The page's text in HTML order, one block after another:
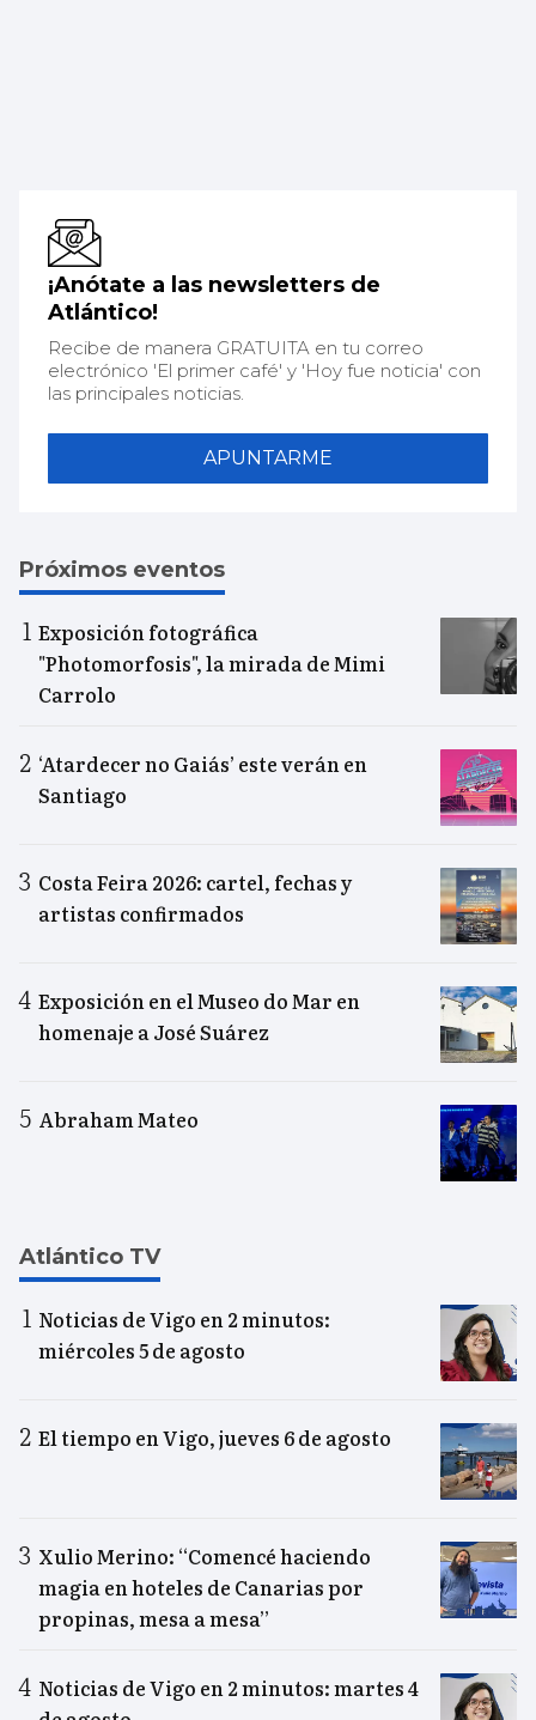
¡Anótate a las newsletters de
Atlántico!
Recibe de manera GRATUITA en tu correo
electrónico 'El primer café' y 'Hoy fue noticia' con
las principales noticias.
APUNTARME
Próximos eventos
Exposición fotográfica
"Photomorfosis", la mirada de Mimi
Carrolo
‘Atardecer no Gaiás’ este verán en
Santiago
Costa Feira 2026: cartel, fechas y
artistas confirmados
Exposición en el Museo do Mar en
homenaje a José Suárez
Abraham Mateo
Atlántico TV
Noticias de Vigo en 2 minutos:
miércoles 5 de agosto
El tiempo en Vigo, jueves 6 de agosto
Xulio Merino: “Comencé haciendo
magia en hoteles de Canarias por
propinas, mesa a mesa”
Noticias de Vigo en 2 minutos: martes 4